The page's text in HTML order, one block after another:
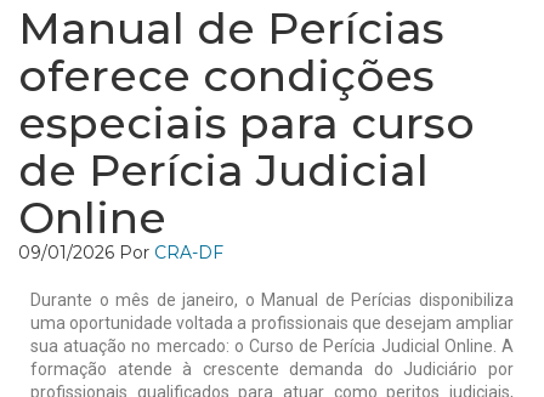
Manual de Perícias
oferece condições
especiais para curso
de Perícia Judicial
Online
09/01/2026 Por CRA-DF
Durante o mês de janeiro, o Manual de Perícias disponibiliza
uma oportunidade voltada a profissionais que desejam ampliar
sua atuação no mercado: o Curso de Perícia Judicial Online. A
formação atende à crescente demanda do Judiciário por
profissionais qualificados para atuar como peritos judiciais,